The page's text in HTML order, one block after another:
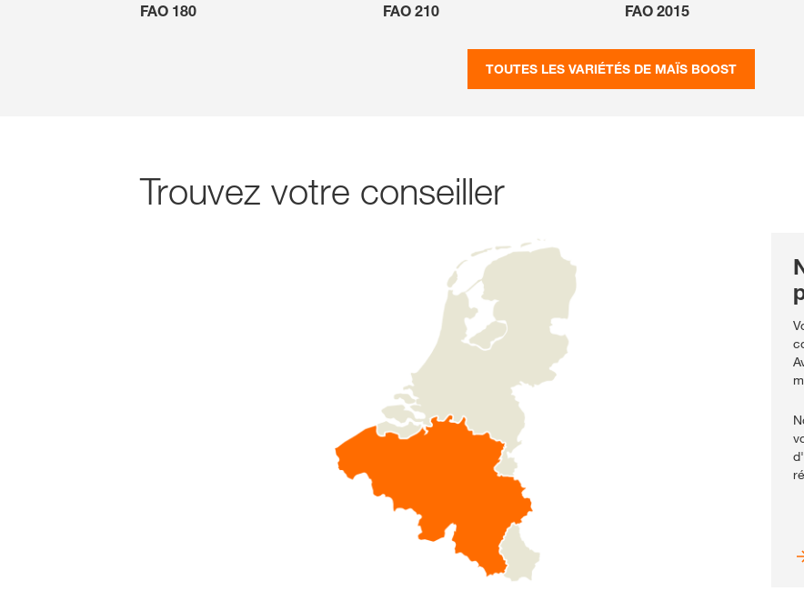
FAO 180 FAO 210 FAO 2015
TOUTES LES VARIÉTÉS DE MAÏS BOOST
Trouvez votre conseiller